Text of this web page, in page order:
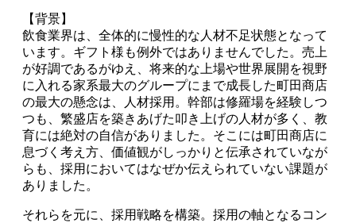
【背景】
飲食業界は、全体的に慢性的な人材不足状態となって
います。ギフト様も例外ではありませんでした。売上
が好調であるがゆえ、将来的な上場や世界展開を視野
に入れる家系最大のグループにまで成長した町田商店
の最大の懸念は、人材採用。幹部は修羅場を経験しつ
つも、繁盛店を築きあげた叩き上げの人材が多く、教
育には絶対の自信がありました。そこには町田商店に
息づく考え方、価値観がしっかりと伝承されていなが
らも、採用においてはなぜか伝えられていない課題が
ありました。
それらを元に、採用戦略を構築。採用の軸となるコン